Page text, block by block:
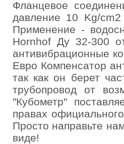
Фланцевое
давление 10 Kg/
Применение -
Hornhof Ду 32-300
антивибрационные
Евро Компенсатор
так как он берет
трубопровод от
"Кубометр"
правах
Просто направьте
виде!